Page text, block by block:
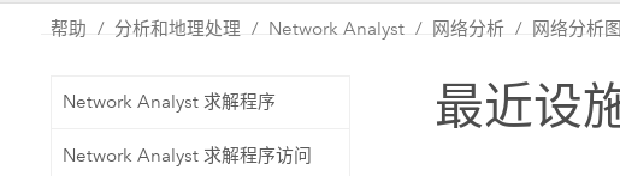
ArcGIS Enterprise
开发者技术
构建制图和空间分析应用程序
能源公用事业
电信
交通运输
使用
者了解
探索基
商业
所
帮助 分析和地理处理 Network Analyst 网络分析 网络分析
Network Analyst 求解程序
Network Analyst 求解程序访问
最近设